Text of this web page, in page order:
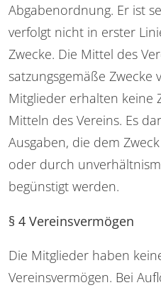
Abgabenordnung. Er ist
verfolgt nicht in erster
Zwecke. Die Mittel des
satzungsgemäße Zwecke
Mitglieder erhalten keine
Mitteln des Vereins. Es
Ausgaben, die dem
oder durch
begünstigt werden.
§ 4 Vereinsvermögen
Die Mitglieder haben
Vereinsvermögen. Bei